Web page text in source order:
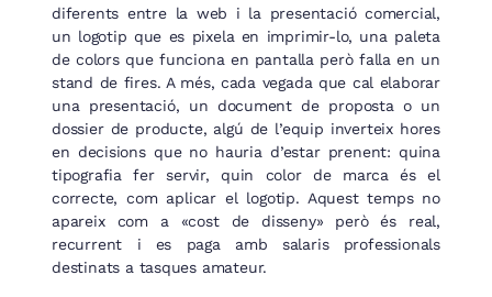
diferents entre la web i la presentació comercial,
un logotip que es pixela en imprimir-lo, una paleta
de colors que funciona en pantalla però falla en un
stand de fires. A més, cada vegada que cal elaborar
una presentació, un document de proposta o un
dossier de producte, algú de l’equip inverteix hores
en decisions que no hauria d’estar prenent: quina
tipografia fer servir, quin color de marca és el
correcte, com aplicar el logotip. Aquest temps no
apareix com a «cost de disseny» però és real,
recurrent i es paga amb salaris professionals
destinats a tasques amateur.